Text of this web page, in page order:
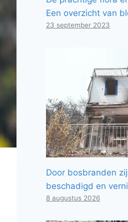
Een overzicht van
23 september 2023
Door bosbranden
beschadigd en
8 augustus 2026